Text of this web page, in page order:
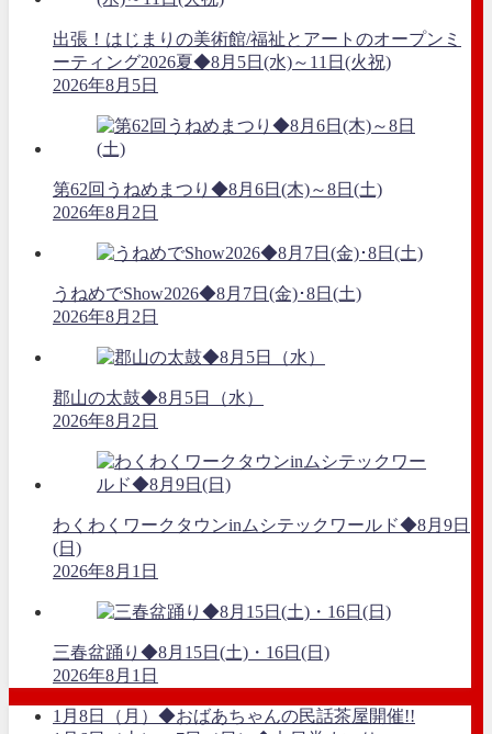
出張！はじまりの美術館/福祉とアートのオープンミ
ーティング2026夏◆8月5日(水)～11日(火祝)
2026年8月5日
第62回うねめまつり◆8月6日(木)～8日(土)
2026年8月2日
うねめでShow2026◆8月7日(金)･8日(土)
2026年8月2日
郡山の太鼓◆8月5日（水）
2026年8月2日
わくわくワークタウンinムシテックワールド◆8月9日
(日)
2026年8月1日
三春盆踊り◆8月15日(土)・16日(日)
2026年8月1日
1月8日（月）◆おばあちゃんの民話茶屋開催!!